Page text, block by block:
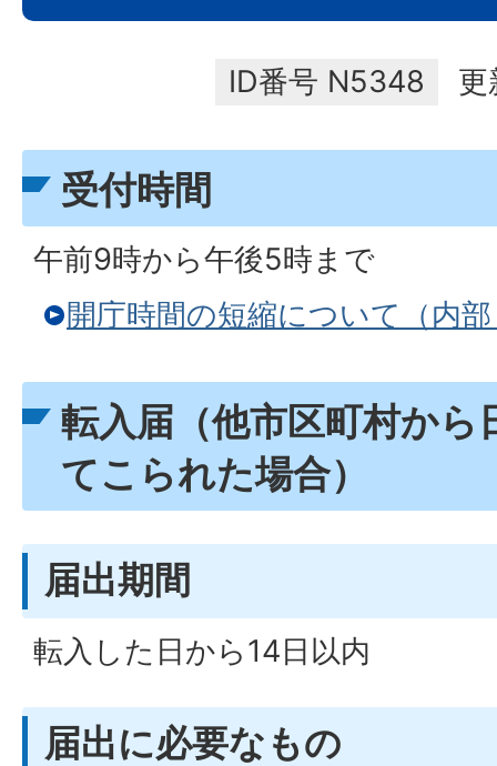
ID番号 N5348 更
受付時間
午前9時から午後5時まで
開庁時間の短縮について（内
転入届（他市区町村から
てこられた場合）
届出期間
転入した日から14日以内
届出に必要なもの